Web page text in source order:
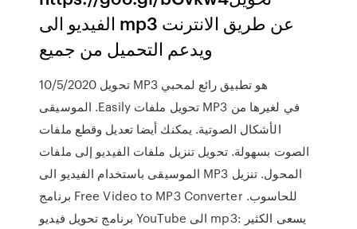
الفيديو الى mp3 عن طريق الانترنت
ويدعم التحميل من جميع
10/5/2020 تحويل MP3 هو تطبيق رائع لمحبي
الموسيقى .Easily تحويل ملفات MP3 في لغيرها من
الأشكال الصوتية. يمكنك أيضا تعديل وقطع ملفات
الصوت بسهولة. تحويل تنزيل ملفات الفيديو إلى ملفات
الموسيقى باستخدام الفيديو الى MP3 المحول. تنزيل
برنامج Free Video to MP3 Converter للحاسوب.
برنامج تحويل فيديو YouTube الى mp3: يسعى الكثير